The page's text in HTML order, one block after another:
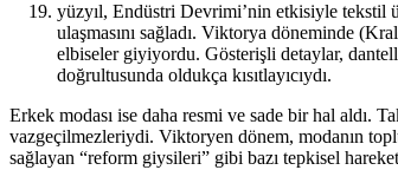
yüzyıl, Endüstri Devrimi’nin etkisiyle tekstil
ulaşmasını sağladı. Viktorya döneminde
elbiseler giyiyordu. Gösterişli detaylar,
doğrultusunda oldukça kısıtlayıcıydı.
Erkek modası ise daha resmi ve sade bir hal aldı.
vazgeçilmezleriydi. Viktoryen dönem, modanın
sağlayan “reform giysileri” gibi bazı tepkisel